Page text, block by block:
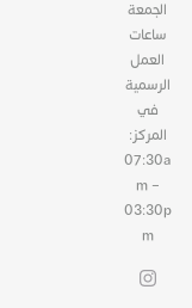
الجمعة
ساعات
العمل
الرسمية
في
المركز:
07:30a
m –
03:30p
m